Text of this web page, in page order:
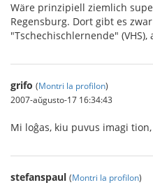
Wäre prinzipiell ziemlich
Regensburg. Dort gibt es
"Tschechischlernende"
grifo (Montri la profilon)
2007-aŭgusto-17 16:34:43
Mi loĝas, kiu puvus imagi
stefanspaul (Montri la profilon)